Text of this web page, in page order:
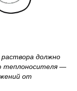
раствора должно
теплоносителя —
от